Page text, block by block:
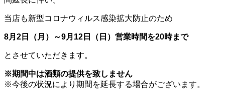
当店も新型コロナウィルス感染拡大防止のため
8月2日（月）～9月12日（日）営業時間を20時まで
とさせていただきます。
※期間中は酒類の提供を致しません
※今後の状況により期間を延長する場合がございます。